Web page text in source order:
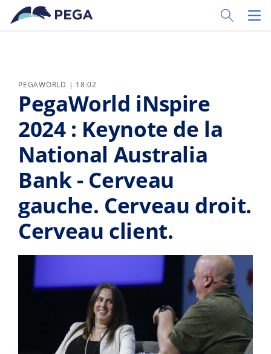
Passer directement au contenu principal
Toggle
PEGAWORLD | 18:02
PegaWorld iNspire
2024 : Keynote de la
National Australia
Bank - Cerveau
gauche. Cerveau droit.
Cerveau client.